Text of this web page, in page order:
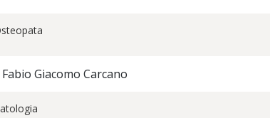
Fabio Giacomo Carcano